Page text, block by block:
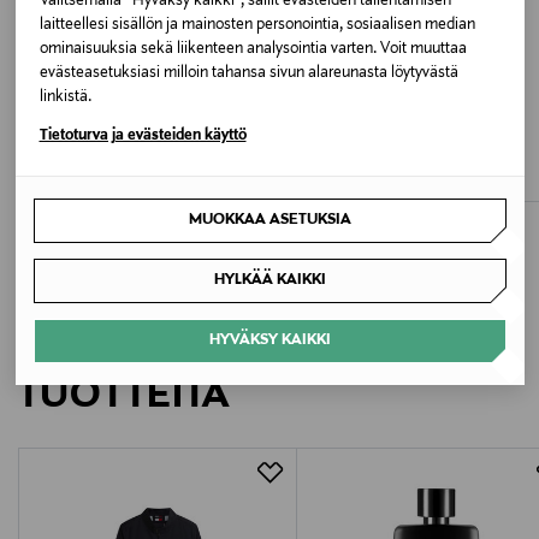
laitteellesi sisällön ja mainosten personointia, sosiaalisen median
ominaisuuksia sekä liikenteen analysointia varten. Voit muuttaa
evästeasetuksiasi milloin tahansa sivun alareunasta löytyvästä
linkistä.
Tietoturva ja evästeiden käyttö
MUOKKAA ASETUKSIA
HYLKÄÄ KAIKKI
HYVÄKSY KAIKKI
Valmistusmaa
Vietnam
Valmistajan tuotenumero
Tommy Hilfiger Europe B.V.
Valmistajan osoite
Danzigerkade 165, 1013 AP Amsterdam, Netherlands
ALE –60%
KENZO
LISÄÄ KIINNOSTAVIA
TUOTTEITA